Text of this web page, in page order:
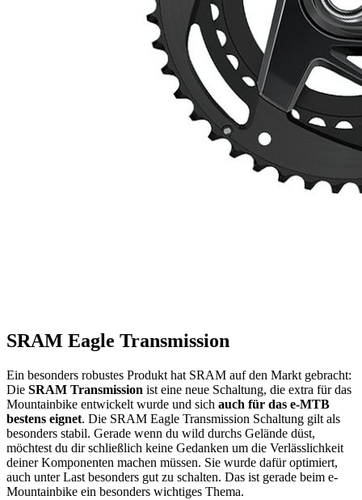
SRAM Eagle Transmission
Ein besonders robustes Produkt hat SRAM auf den Markt gebracht:
Die SRAM Transmission ist eine neue Schaltung, die extra für das
Mountainbike entwickelt wurde und sich auch für das e-MTB
bestens eignet. Die SRAM Eagle Transmission Schaltung gilt als
besonders stabil. Gerade wenn du wild durchs Gelände düst,
möchtest du dir schließlich keine Gedanken um die Verlässlichkeit
deiner Komponenten machen müssen. Sie wurde dafür optimiert,
auch unter Last besonders gut zu schalten. Das ist gerade beim e-
Mountainbike ein besonders wichtiges Thema.